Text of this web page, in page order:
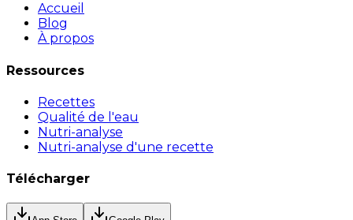
Accueil
Blog
À propos
Ressources
Recettes
Qualité de l'eau
Nutri-analyse
Nutri-analyse d'une recette
Télécharger